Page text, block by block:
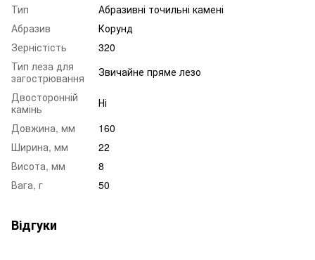
Тип
Абразивні точильні камені
Абразив
Корунд
Зерністість
320
Тип леза для
загострювання
Звичайне пряме лезо
Двосторонній
камінь
Ні
Довжина, мм
160
Ширина, мм
22
Висота, мм
8
Вага, г
50
Відгуки